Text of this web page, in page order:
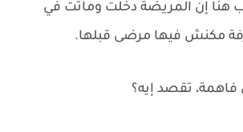
هنا إن المريضة دخلت وماتت في
مكنش فيها مرضى قبلها.
تقصد إيه؟